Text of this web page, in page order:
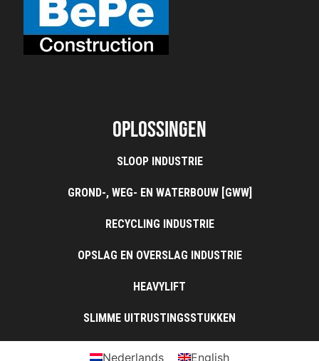
Oplossingen
SLOOP INDUSTRIE
GROND-, WEG- EN WATERBOUW [GWW]
RECYCLING INDUSTRIE
OPSLAG EN OVERSLAG INDUSTRIE
HEAVYLIFT
SLIMME UITRUSTINGSSTUKKEN
Nederlands English